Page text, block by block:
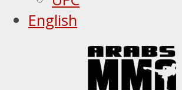
English